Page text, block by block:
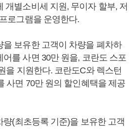
개별소비세 지원, 무이자 할부, 저
로그램을 운영한다.
을 보유한 고객이 차량을 폐차하
를 사면 30만 원을, 코란도 스포
을 지원한다. 코란도C와 렉스턴
사면 70만 원의 할인혜택을 제공
량(최초등록 기준)을 보유한 고객